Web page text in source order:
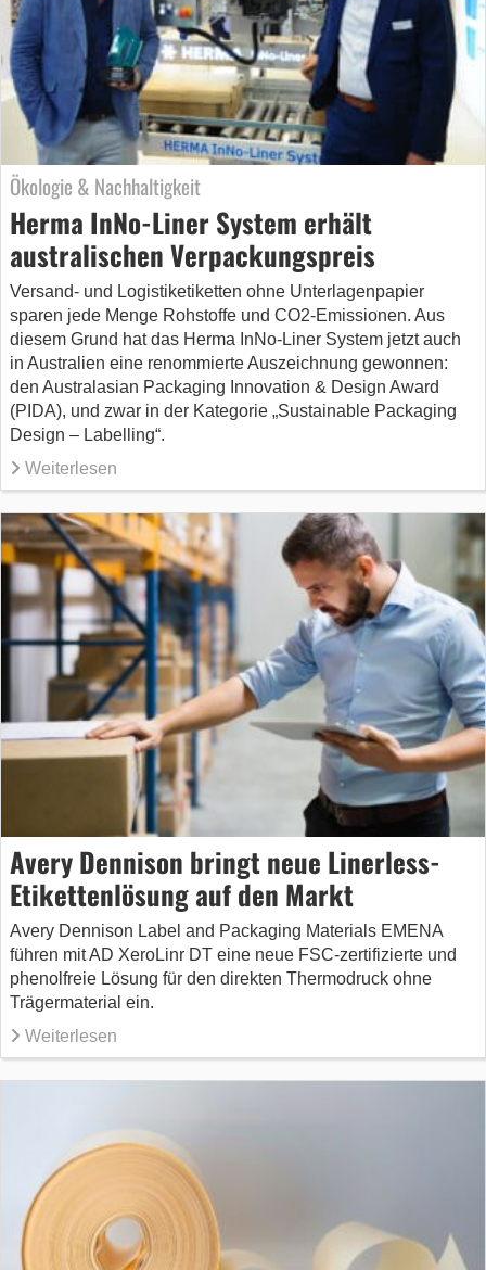
Ökologie & Nachhaltigkeit
Herma InNo-Liner System erhält
australischen Verpackungspreis
Versand- und Logistiketiketten ohne Unterlagenpapier
sparen jede Menge Rohstoffe und CO2-Emissionen. Aus
diesem Grund hat das Herma InNo-Liner System jetzt auch
in Australien eine renommierte Auszeichnung gewonnen:
den Australasian Packaging Innovation & Design Award
(PIDA), und zwar in der Kategorie „Sustainable Packaging
Design – Labelling“.
Weiterlesen
Avery Dennison bringt neue Linerless-
Etikettenlösung auf den Markt
Avery Dennison Label and Packaging Materials EMENA
führen mit AD XeroLinr DT eine neue FSC-zertifizierte und
phenolfreie Lösung für den direkten Thermodruck ohne
Trägermaterial ein.
Weiterlesen